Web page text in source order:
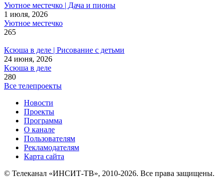
Уютное местечко | Дача и пионы
1 июля, 2026
Уютное местечко
265
Ксюша в деле | Рисование с детьми
24 июня, 2026
Ксюша в деле
280
Все телепроекты
Новости
Проекты
Программа
О канале
Пользователям
Рекламодателям
Карта сайта
© Телеканал «ИНСИТ-ТВ», 2010-2026. Все права защищены.